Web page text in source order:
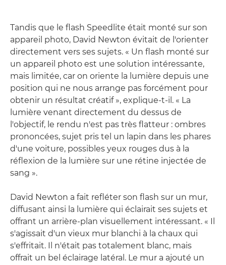
Tandis que le flash Speedlite était monté sur son
appareil photo, David Newton évitait de l'orienter
directement vers ses sujets. « Un flash monté sur
un appareil photo est une solution intéressante,
mais limitée, car on oriente la lumière depuis une
position qui ne nous arrange pas forcément pour
obtenir un résultat créatif », explique-t-il. « La
lumière venant directement du dessus de
l'objectif, le rendu n'est pas très flatteur : ombres
prononcées, sujet pris tel un lapin dans les phares
d'une voiture, possibles yeux rouges dus à la
réflexion de la lumière sur une rétine injectée de
sang ».
David Newton a fait refléter son flash sur un mur,
diffusant ainsi la lumière qui éclairait ses sujets et
offrant un arrière-plan visuellement intéressant. « Il
s'agissait d'un vieux mur blanchi à la chaux qui
s'effritait. Il n'était pas totalement blanc, mais
offrait un bel éclairage latéral. Le mur a ajouté un